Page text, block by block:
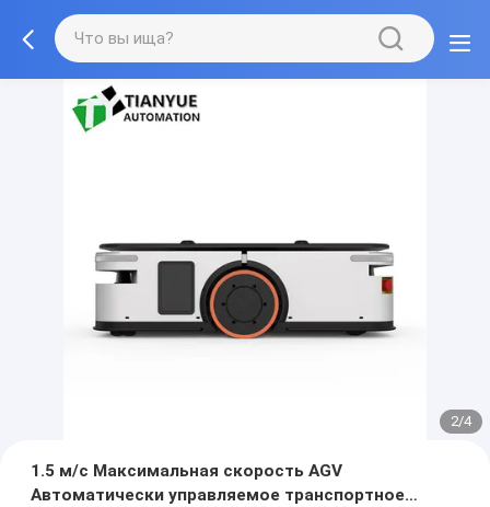
2/4
1.5 м/с Максимальная скорость AGV
Автоматически управляемое транспортное